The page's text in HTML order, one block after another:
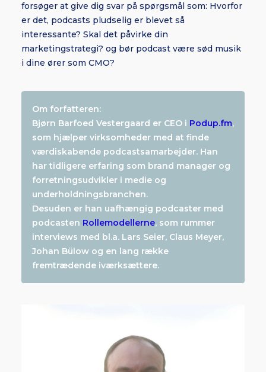
forsøger at give dig svar på spørgsmål som: Hvorfor
er det, podcasts pludselig er blevet så
interessante? Skal det påvirke din
marketingstrategi? og bør podcast være sød musik
i dine ører som CMO?
Om forfatteren:
Bjørn Barfoed Vestergaard er CEO i Podup.fm,
som hjælper virksomheder med at finde
værdiskabende podcastsamarbejder. Han
har tidligere erfaring som brand manager og
forretningsudvikler i medie og
underholdningsbranchen.
Desuden er han uafhængig podcaster med
podcasten Rollemodellerne, som rummer
interviews med bl.a. Lars Seier, Claus Meyer,
Johan Bülow og en lang række
fremtrædende iværksættere.